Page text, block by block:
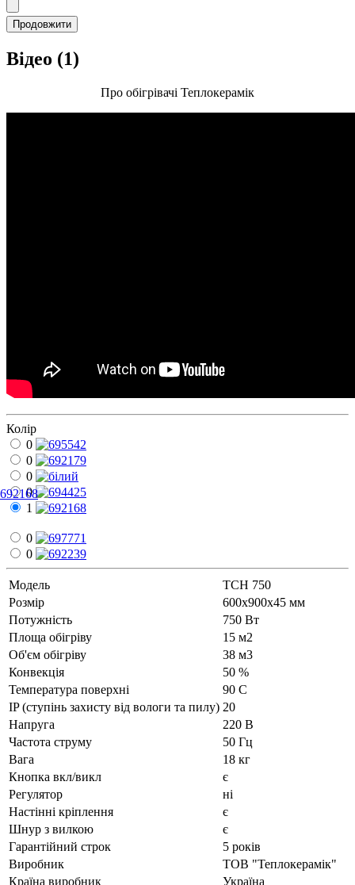
Продовжити
Відео (1)
Про обігрівачі Теплокерамік
Колір
0
0
0
0
1
692168
0
0
Модель
ТСН 750
Рoзмір
600х900х45 мм
Потужність
750 Вт
Площа обігріву
15 м2
Об'єм обігріву
38 м3
Конвекція
50 %
Температура поверхні
90 С
IP (ступінь захисту від вологи та пилу) 20
Напруга
220 В
Частота струму
50 Гц
Вага
18 кг
Кнопка вкл/викл
є
Регулятор
ні
Настінні кріплення
є
Шнур з вилкою
є
Гарантійний строк
5 років
Виробник
ТОВ "Теплокерамік"
Країна виробник
Україна